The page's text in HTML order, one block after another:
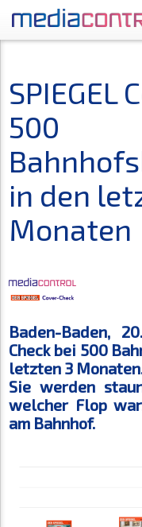
SPIEGEL
500
in den
Monaten
Baden-Baden,
Check bei 500
letzten 3
Sie werden
welcher Flop
am Bahnhof.